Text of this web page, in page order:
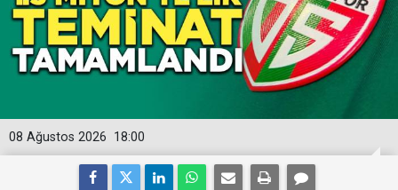
18:00
08 Ağustos 2026